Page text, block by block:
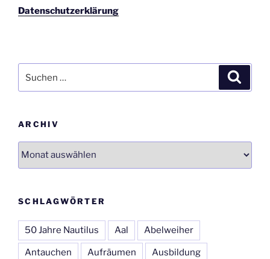
Datenschutzerklärung
nach:
ARCHIV
Archiv
SCHLAGWÖRTER
50 Jahre Nautilus Aal Abelweiher
Antauchen Aufräumen Ausbildung